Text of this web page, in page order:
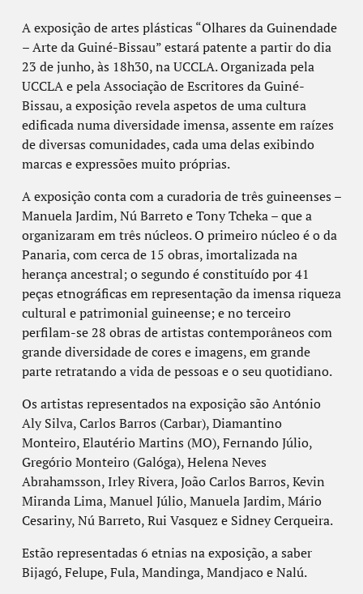
A exposição de artes plásticas “Olhares da Guinendade
– Arte da Guiné-Bissau” estará patente a partir do dia
23 de junho, às 18h30, na UCCLA. Organizada pela
UCCLA e pela Associação de Escritores da Guiné-
Bissau, a exposição revela aspetos de uma cultura
edificada numa diversidade imensa, assente em raízes
de diversas comunidades, cada uma delas exibindo
marcas e expressões muito próprias.
A exposição conta com a curadoria de três guineenses –
Manuela Jardim, Nú Barreto e Tony Tcheka – que a
organizaram em três núcleos. O primeiro núcleo é o da
Panaria, com cerca de 15 obras, imortalizada na
herança ancestral; o segundo é constituído por 41
peças etnográficas em representação da imensa riqueza
cultural e patrimonial guineense; e no terceiro
perfilam-se 28 obras de artistas contemporâneos com
grande diversidade de cores e imagens, em grande
parte retratando a vida de pessoas e o seu quotidiano.
Os artistas representados na exposição são António
Aly Silva, Carlos Barros (Carbar), Diamantino
Monteiro, Elautério Martins (MO), Fernando Júlio,
Gregório Monteiro (Galóga), Helena Neves
Abrahamsson, Irley Rivera, João Carlos Barros, Kevin
Miranda Lima, Manuel Júlio, Manuela Jardim, Mário
Cesariny, Nú Barreto, Rui Vasquez e Sidney Cerqueira.
Estão representadas 6 etnias na exposição, a saber
Bijagó, Felupe, Fula, Mandinga, Mandjaco e Nalú.